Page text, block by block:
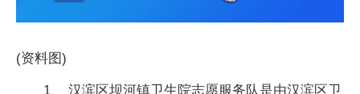
(资料图)
1、 汉滨区坝河镇卫生院志愿服务队是由汉滨区卫